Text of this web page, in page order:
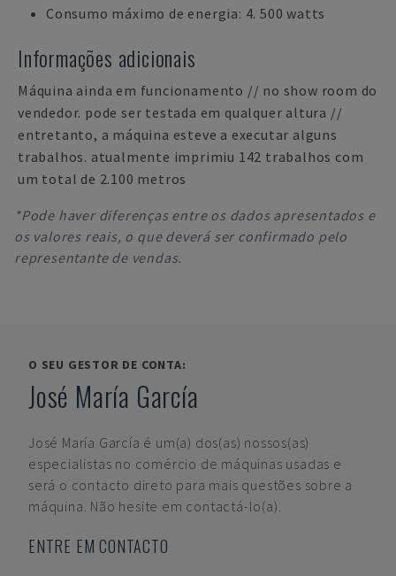
Consumo máximo de energia: 4. 500 watts
Informações adicionais
Máquina ainda em funcionamento // no show room do
vendedor. pode ser testada em qualquer altura //
entretanto, a máquina esteve a executar alguns
trabalhos. atualmente imprimiu 142 trabalhos com
um total de 2.100 metros
*Pode haver diferenças entre os dados apresentados e
os valores reais, o que deverá ser confirmado pelo
representante de vendas.
O SEU GESTOR DE CONTA:
José María García
José María García é um(a) dos(as) nossos(as)
especialistas no comércio de máquinas usadas e
será o contacto direto para mais questões sobre a
máquina. Não hesite em contactá-lo(a).
ENTRE EM CONTACTO